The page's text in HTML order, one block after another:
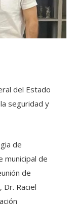
del Estado
seguridad y
de
municipal de
de
Raciel